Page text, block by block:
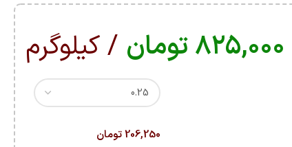
۸۲۵,۰۰۰تومان / کیلوگرم
206,250 تومان